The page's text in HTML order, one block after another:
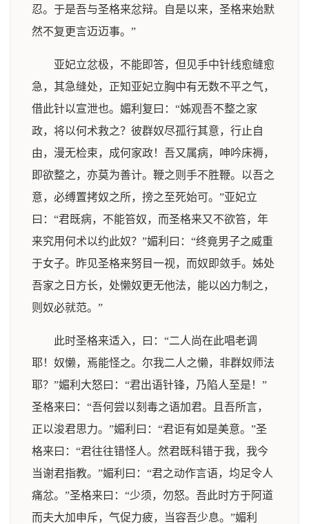
忍。于是吾与圣格来忿辩。自是以来，圣格来始默
然不复更言迈迈事。”
亚妃立忿极，不能即答，但见手中针线愈缝愈
急，其急缝处，正知亚妃立胸中有无数不平之气，
借此针以宣泄也。媚利复曰：“姊观吾不整之家
政，将以何术救之？彼群奴尽孤行其意，行止自
由，漫无检束，成何家政！吾又属病，呻吟床褥，
即欲整之，亦莫为善计。鞭之则手不胜鞭。以吾之
意，必缚置拷奴之所，搒之至死始可。”亚妃立
曰：“君既病，不能笞奴，而圣格来又不欲笞，年
来究用何术以约此奴？”媚利曰：“终竟男子之威重
于女子。昨见圣格来努目一视，而奴即敛手。姊处
吾家之日方长，处懒奴更无他法，能以凶力制之，
则奴必就范。”
此时圣格来适入，曰：“二人尚在此唱老调
耶！奴懒，焉能怪之。尔我二人之懒，非群奴师法
耶？”媚利大怒曰：“君出语针锋，乃陷人至是！”
圣格来曰：“吾何尝以刻毒之语加君。且吾所言，
正以浚君思力。”媚利曰：“君讵有如是美意。”圣
格来曰：“君往往错怪人。然君既科错于我，我今
当谢君指教。”媚利曰：“君之动作言语，均足令人
痛忿。”圣格来曰：“少须，勿怒。吾此时方于阿道
而夫大加申斥，气促力疲，当容吾少息。”媚利